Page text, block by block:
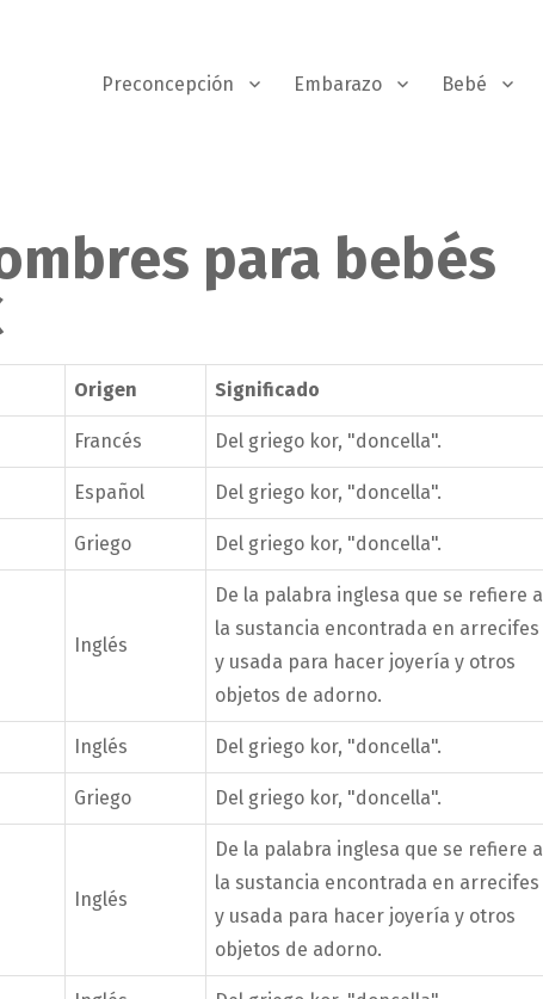
Preconcepción Embarazo Bebé
para bebés
Origen Significado
Francés Del griego kor, "doncella".
Español Del griego kor, "doncella".
Griego Del griego kor, "doncella".
Inglés
De la palabra inglesa que se refiere a
la sustancia encontrada en arrecifes
y usada para hacer joyería y otros
objetos de adorno.
Inglés Del griego kor, "doncella".
Griego Del griego kor, "doncella".
Inglés
De la palabra inglesa que se refiere a
la sustancia encontrada en arrecifes
y usada para hacer joyería y otros
objetos de adorno.